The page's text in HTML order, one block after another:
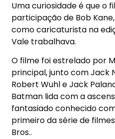
Uma curiosidade é que o
participação de Bob
como caricaturista na
Vale trabalhava.
O filme foi estrelado por
principal, junto com Jack
Robert Wuhl e Jack
Batman lida com a
fantasiado conhecido
primeiro da série de
Bros..